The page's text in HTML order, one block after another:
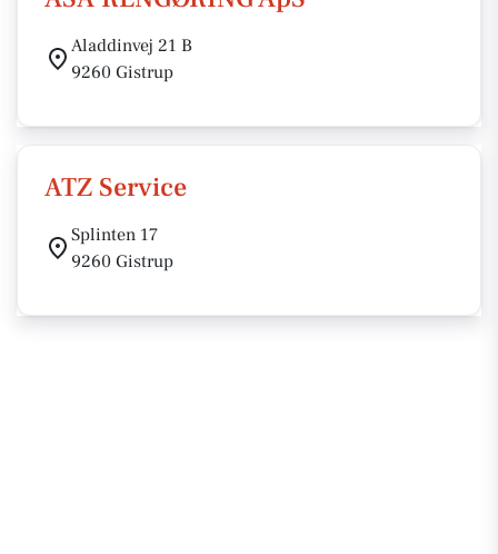
Aladdinvej 21 B
9260 Gistrup
ATZ Service
Splinten 17
9260 Gistrup